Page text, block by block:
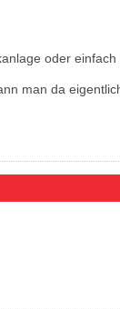
oder
man da